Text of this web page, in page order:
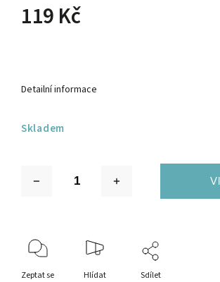
119 Kč
Skladem
Detailní informace
Zeptat se Hlídat Sdílet